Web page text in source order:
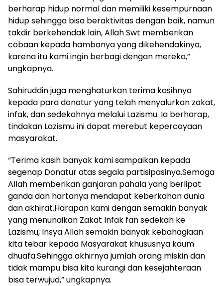
berharap hidup normal dan memiliki kesempurnaan
hidup sehingga bisa beraktivitas dengan baik, namun
takdir berkehendak lain, Allah Swt memberikan
cobaan kepada hambanya yang dikehendakinya,
karena itu kami ingin berbagi dengan mereka,”
ungkapnya.
Sahiruddin juga menghaturkan terima kasihnya
kepada para donatur yang telah menyalurkan zakat,
infak, dan sedekahnya melalui Lazismu. Ia berharap,
tindakan Lazismu ini dapat merebut kepercayaan
masyarakat.
“Terima kasih banyak kami sampaikan kepada
segenap Donatur atas segala partisipasinya.Semoga
Allah memberikan ganjaran pahala yang berlipat
ganda dan hartanya mendapat keberkahan dunia
dan akhirat.Harapan kami dengan semakin banyak
yang menunaikan Zakat Infak fan sedekah ke
Lazismu, Insya Allah semakin banyak kebahagiaan
kita tebar kepada Masyarakat khususnya kaum
dhuafa.Sehingga akhirnya jumlah orang miskin dan
tidak mampu bisa kita kurangi dan kesejahteraan
bisa terwujud,” ungkapnya.